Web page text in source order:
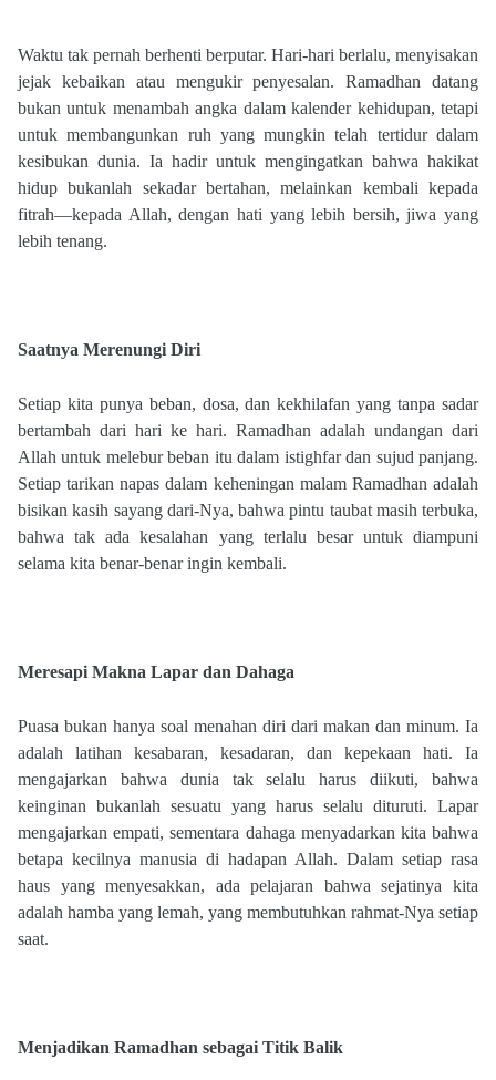
Waktu tak pernah berhenti berputar. Hari-hari berlalu, menyisakan
jejak kebaikan atau mengukir penyesalan. Ramadhan datang
bukan untuk menambah angka dalam kalender kehidupan, tetapi
untuk membangunkan ruh yang mungkin telah tertidur dalam
kesibukan dunia. Ia hadir untuk mengingatkan bahwa hakikat
hidup bukanlah sekadar bertahan, melainkan kembali kepada
fitrah—kepada Allah, dengan hati yang lebih bersih, jiwa yang
lebih tenang.
Saatnya Merenungi Diri
Setiap kita punya beban, dosa, dan kekhilafan yang tanpa sadar
bertambah dari hari ke hari. Ramadhan adalah undangan dari
Allah untuk melebur beban itu dalam istighfar dan sujud panjang.
Setiap tarikan napas dalam keheningan malam Ramadhan adalah
bisikan kasih sayang dari-Nya, bahwa pintu taubat masih terbuka,
bahwa tak ada kesalahan yang terlalu besar untuk diampuni
selama kita benar-benar ingin kembali.
Meresapi Makna Lapar dan Dahaga
Puasa bukan hanya soal menahan diri dari makan dan minum. Ia
adalah latihan kesabaran, kesadaran, dan kepekaan hati. Ia
mengajarkan bahwa dunia tak selalu harus diikuti, bahwa
keinginan bukanlah sesuatu yang harus selalu dituruti. Lapar
mengajarkan empati, sementara dahaga menyadarkan kita bahwa
betapa kecilnya manusia di hadapan Allah. Dalam setiap rasa
haus yang menyesakkan, ada pelajaran bahwa sejatinya kita
adalah hamba yang lemah, yang membutuhkan rahmat-Nya setiap
saat.
Menjadikan Ramadhan sebagai Titik Balik